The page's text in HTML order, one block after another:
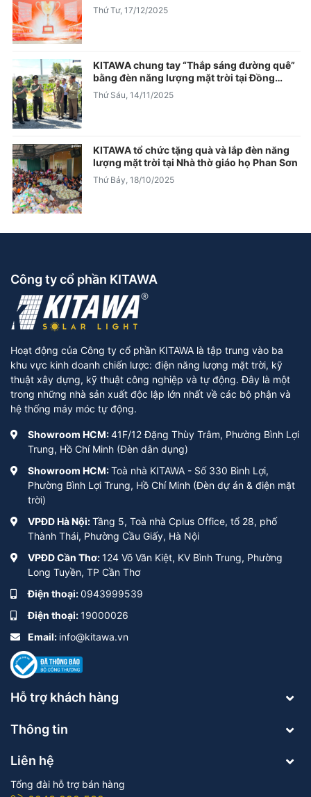
Thứ Tư, 17/12/2025
KITAWA chung tay “Thắp sáng đường quê”
bằng đèn năng lượng mặt trời tại Đồng
Tháp
Thứ Sáu, 14/11/2025
KITAWA tổ chức tặng quà và lắp đèn năng
lượng mặt trời tại Nhà thờ giáo họ Phan Sơn
Thứ Bảy, 18/10/2025
Công ty cổ phần KITAWA
Hoạt động của Công ty cổ phần KITAWA là tập trung vào ba
khu vực kinh doanh chiến lược: điện năng lượng mặt trời, kỹ
thuật xây dựng, kỹ thuật công nghiệp và tự động. Đây là một
trong những nhà sản xuất độc lập lớn nhất về các bộ phận và
hệ thống máy móc tự động.
Showroom HCM:41F/12 Đặng Thùy Trâm, Phường Bình Lợi
Trung, Hồ Chí Minh (Đèn dân dụng)
Showroom HCM:Toà nhà KITAWA - Số 330 Bình Lợi,
Phường Bình Lợi Trung, Hồ Chí Minh (Đèn dự án & điện mặt
trời)
VPĐD Hà Nội:Tầng 5, Toà nhà Cplus Office, tổ 28, phố
Thành Thái, Phường Cầu Giấy, Hà Nội
VPĐD Cần Thơ:124 Võ Văn Kiệt, KV Bình Trung, Phường
Long Tuyền, TP Cần Thơ
Điện thoại:0943999539
Điện thoại:19000026
Email: info@kitawa.vn
Hỗ trợ khách hàng
Thông tin
Liên hệ
Tổng đài hỗ trợ bán hàng